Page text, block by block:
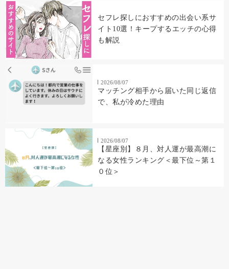
セフレ探しにおすすめの出会い系サ
イト10選！キープするエッチの心得
も解説
2026/08/07
マッチング相手から届いた同じ返信
で、私が冷めた理由
2026/08/07
【星座別】８月、対人運が最高潮に
なる女性ランキング＜最下位～第１
０位＞